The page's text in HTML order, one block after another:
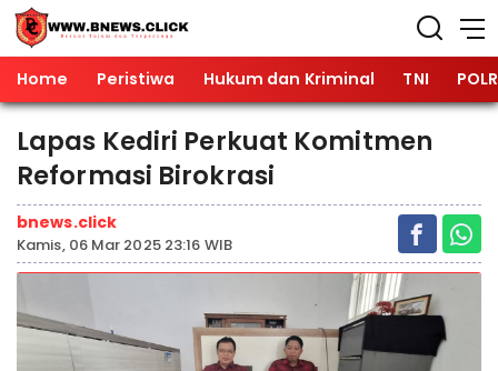
Home Peristiwa Hukum dan Kriminal TNI
Lapas Kediri Perkuat Komitmen
Reformasi Birokrasi
bnews.click
Kamis, 06 Mar 2025 23:16 WIB